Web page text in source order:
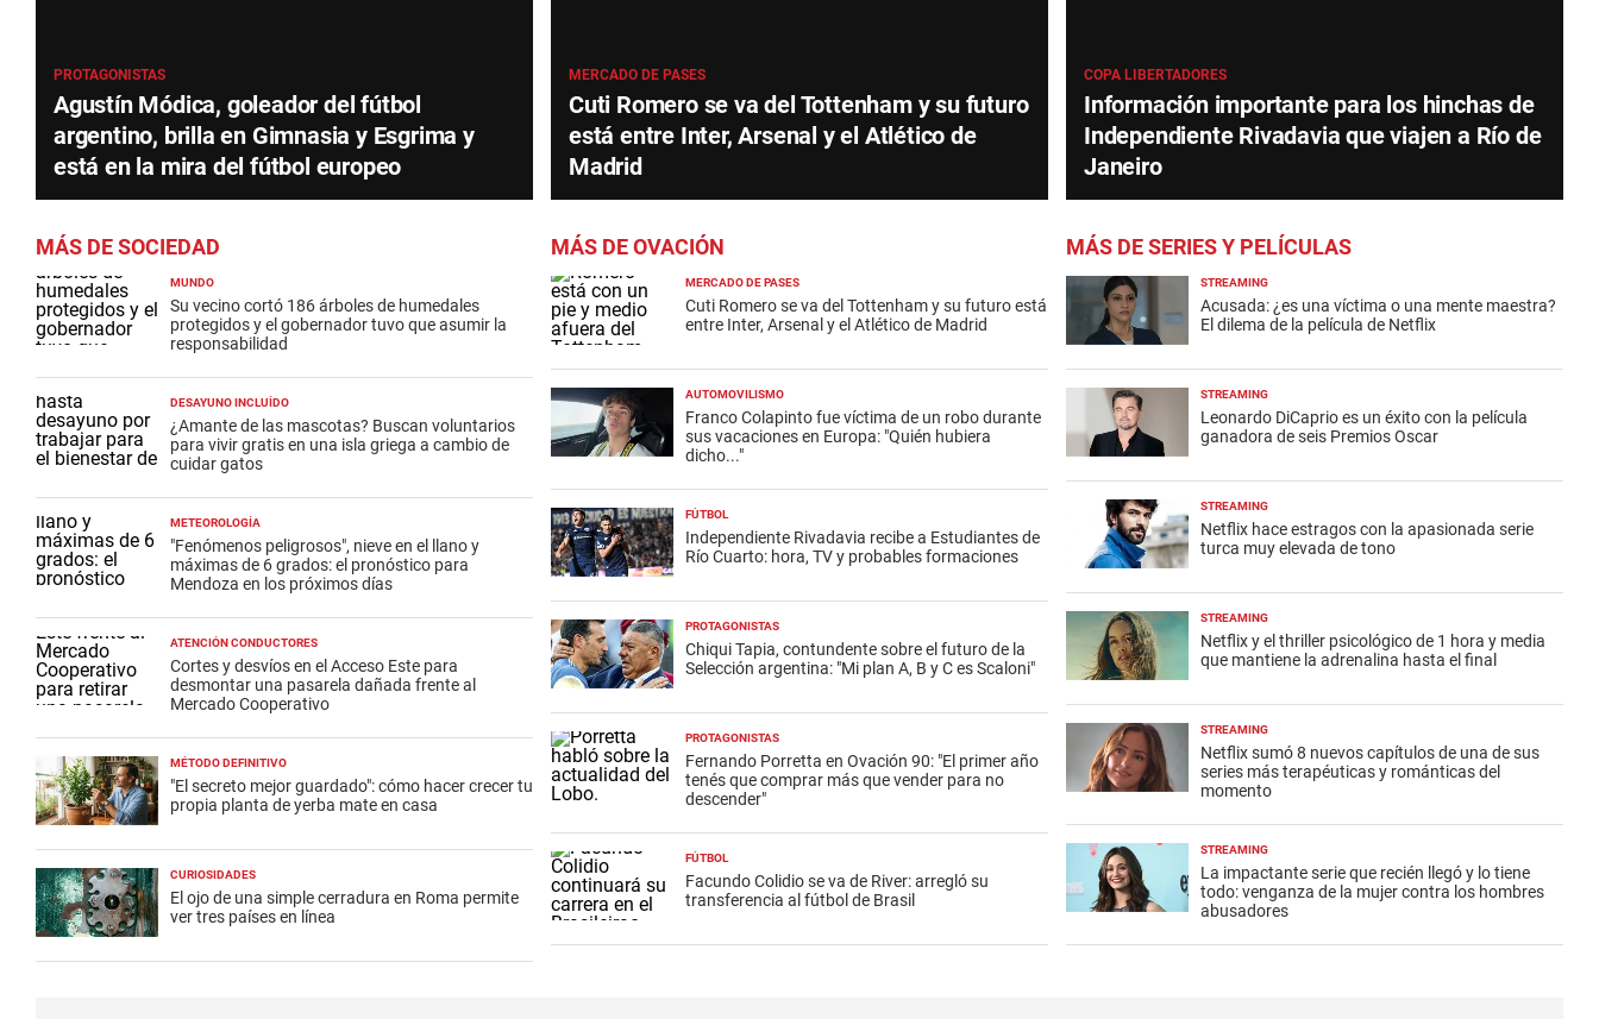
PROTAGONISTAS
Agustín Módica, goleador del fútbol
argentino, brilla en Gimnasia y Esgrima y
está en la mira del fútbol europeo
MERCADO DE PASES
Cuti Romero se va del Tottenham y su futuro
está entre Inter, Arsenal y el Atlético de
Madrid
COPA LIBERTADORES
Información importante para los hinchas de
Independiente Rivadavia que viajen a Río de
Janeiro
MÁS DE SOCIEDAD
MUNDO
Su vecino cortó 186 árboles de humedales
protegidos y el gobernador tuvo que asumir la
responsabilidad
DESAYUNO INCLUÍDO
¿Amante de las mascotas? Buscan voluntarios
para vivir gratis en una isla griega a cambio de
cuidar gatos
METEOROLOGÍA
"Fenómenos peligrosos", nieve en el llano y
máximas de 6 grados: el pronóstico para
Mendoza en los próximos días
ATENCIÓN CONDUCTORES
Cortes y desvíos en el Acceso Este para
desmontar una pasarela dañada frente al
Mercado Cooperativo
MÉTODO DEFINITIVO
"El secreto mejor guardado": cómo hacer crecer tu
propia planta de yerba mate en casa
CURIOSIDADES
El ojo de una simple cerradura en Roma permite
ver tres países en línea
MÁS DE OVACIÓN
MERCADO DE PASES
Cuti Romero se va del Tottenham y su futuro está
entre Inter, Arsenal y el Atlético de Madrid
AUTOMOVILISMO
Franco Colapinto fue víctima de un robo durante
sus vacaciones en Europa: "Quién hubiera
dicho..."
FÚTBOL
Independiente Rivadavia recibe a Estudiantes de
Río Cuarto: hora, TV y probables formaciones
PROTAGONISTAS
Chiqui Tapia, contundente sobre el futuro de la
Selección argentina: "Mi plan A, B y C es Scaloni"
PROTAGONISTAS
Fernando Porretta en Ovación 90: "El primer año
tenés que comprar más que vender para no
descender"
FÚTBOL
Facundo Colidio se va de River: arregló su
transferencia al fútbol de Brasil
MÁS DE SERIES Y PELÍCULAS
STREAMING
Acusada: ¿es una víctima o una mente maestra?
El dilema de la película de Netflix
STREAMING
Leonardo DiCaprio es un éxito con la película
ganadora de seis Premios Oscar
STREAMING
Netflix hace estragos con la apasionada serie
turca muy elevada de tono
STREAMING
Netflix y el thriller psicológico de 1 hora y media
que mantiene la adrenalina hasta el final
STREAMING
Netflix sumó 8 nuevos capítulos de una de sus
series más terapéuticas y románticas del
momento
STREAMING
La impactante serie que recién llegó y lo tiene
todo: venganza de la mujer contra los hombres
abusadores